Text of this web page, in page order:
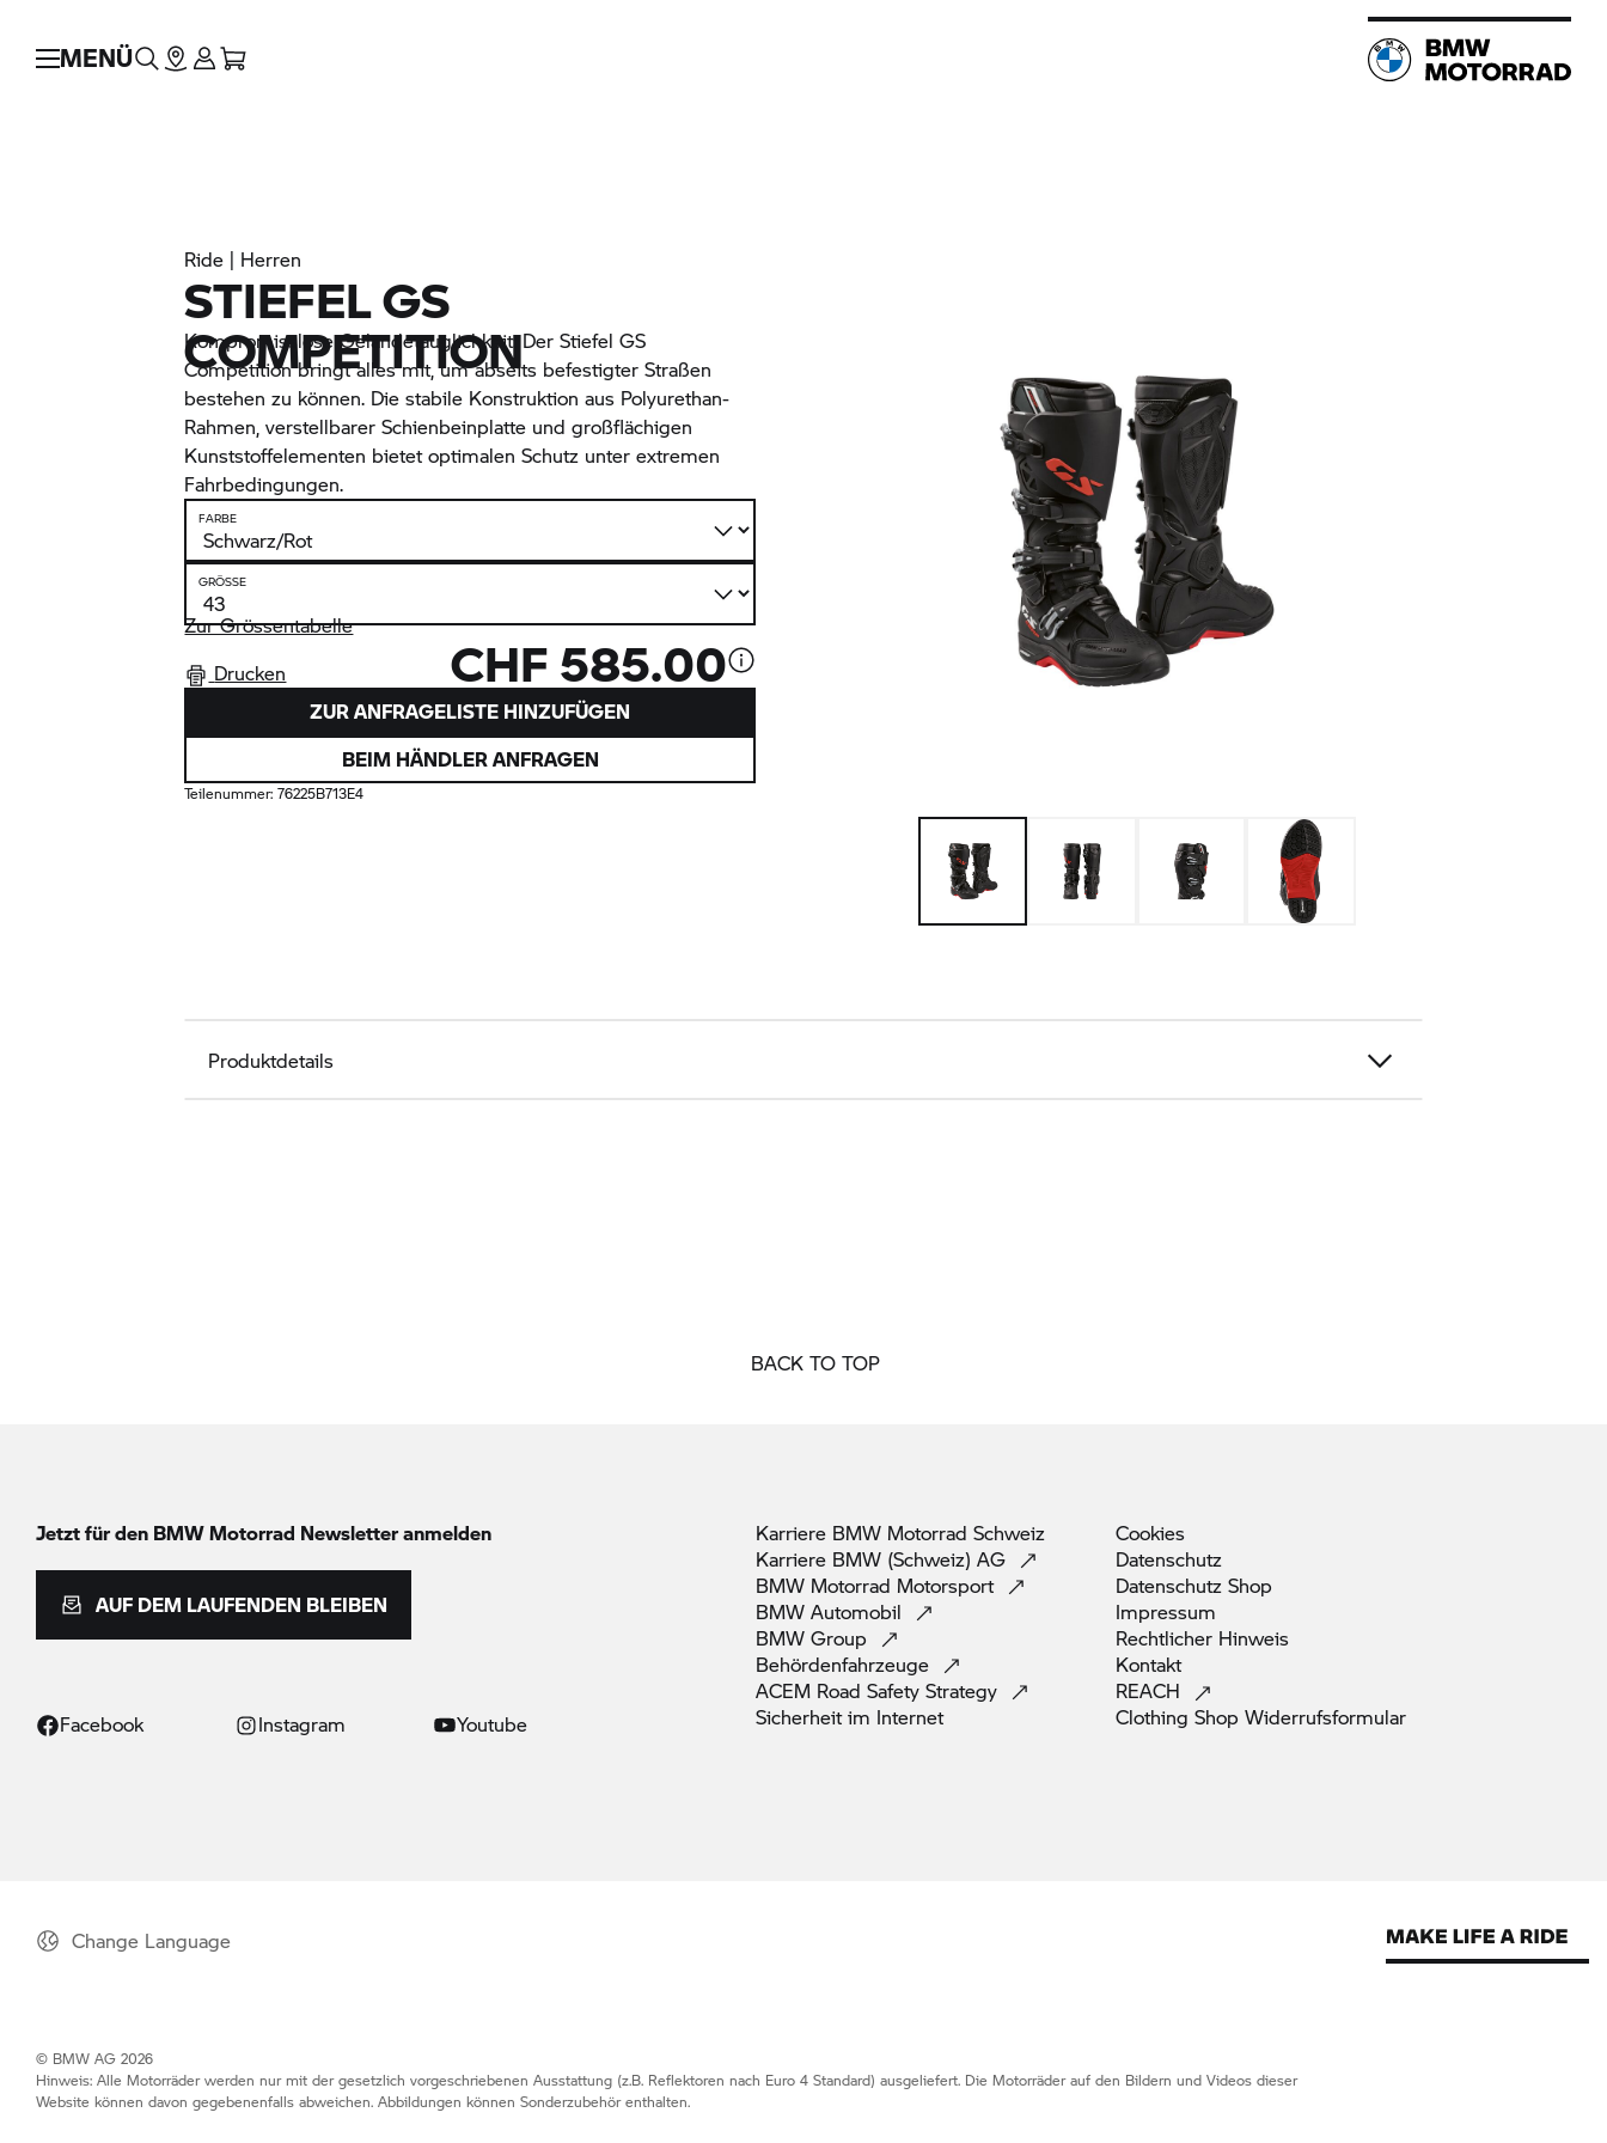
MENÜ
Ride | Herren
STIEFEL GS
COMPETITION
Kompromisslose Geländetauglichkeit: Der Stiefel GS
Competition bringt alles mit, um abseits befestigter Straßen
bestehen zu können. Die stabile Konstruktion aus Polyurethan-
Rahmen, verstellbarer Schienbeinplatte und großflächigen
Kunststoffelementen bietet optimalen Schutz unter extremen
Fahrbedingungen.
FARBE
GRÖSSE
Zur Grössentabelle
Drucken
CHF 585.00
ZUR ANFRAGELISTE HINZUFÜGEN
BEIM HÄNDLER ANFRAGEN
Teilenummer:76225B713E4
Produktdetails
BACK TO TOP
Jetzt für den BMW Motorrad Newsletter anmelden
AUF DEM LAUFENDEN BLEIBEN
Facebook Instagram Youtube
Karriere BMW Motorrad Schweiz
Karriere BMW (Schweiz) AG
BMW Motorrad Motorsport
BMW Automobil
BMW Group
Behördenfahrzeuge
ACEM Road Safety Strategy
Sicherheit im Internet
Cookies
Datenschutz
Datenschutz Shop
Impressum
Rechtlicher Hinweis
Kontakt
REACH
Clothing Shop Widerrufsformular
Change Language
© BMW AG 2026
Hinweis: Alle Motorräder werden nur mit der gesetzlich vorgeschriebenen Ausstattung (z.B. Reflektoren nach Euro 4 Standard) ausgeliefert. Die Motorräder auf den Bildern und Videos dieser
Website können davon gegebenenfalls abweichen. Abbildungen können Sonderzubehör enthalten.